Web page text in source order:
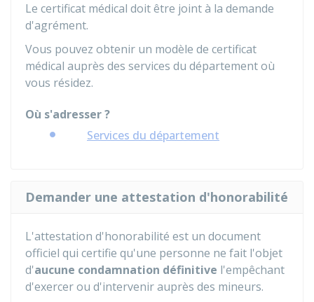
Le certificat médical doit être joint à la demande
d'agrément.
Vous pouvez obtenir un modèle de certificat
médical auprès des services du département où
vous résidez.
Où s'adresser ?
Services du département
Demander une attestation d'honorabilité
L'attestation d'honorabilité est un document
officiel qui certifie qu'une personne ne fait l'objet
d'aucune condamnation définitive l'empêchant
d'exercer ou d'intervenir auprès des mineurs.